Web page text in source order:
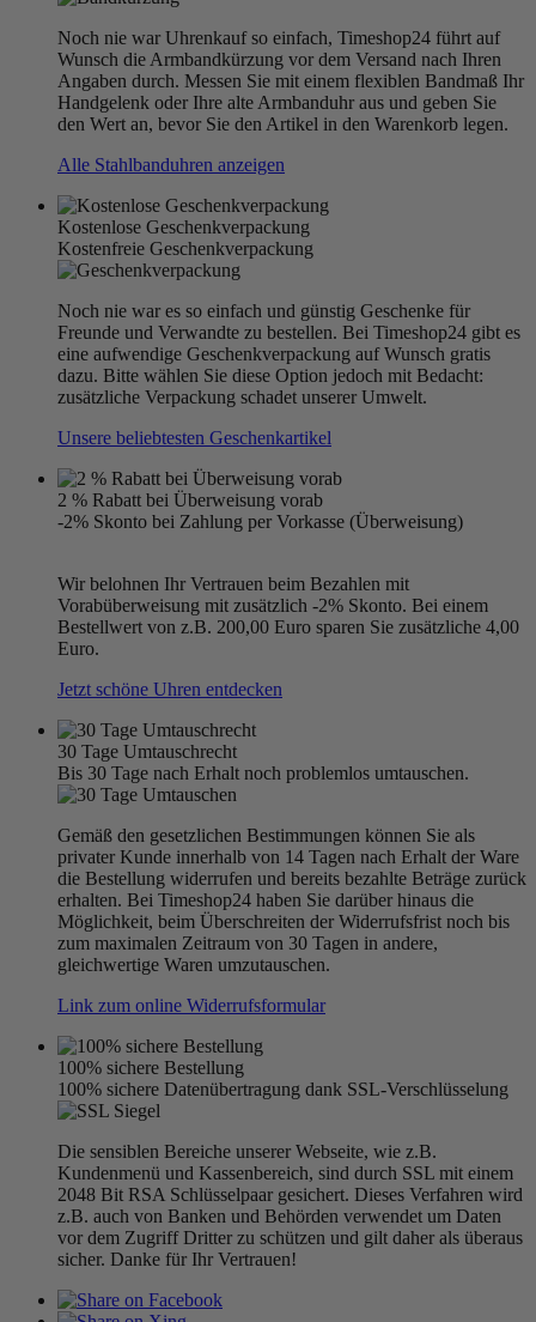
Noch nie war Uhrenkauf so einfach, Timeshop24 führt auf
Wunsch die Armbandkürzung vor dem Versand nach Ihren
Angaben durch. Messen Sie mit einem flexiblen Bandmaß Ihr
Handgelenk oder Ihre alte Armbanduhr aus und geben Sie
den Wert an, bevor Sie den Artikel in den Warenkorb legen.
Alle Stahlbanduhren anzeigen
Kostenlose Geschenkverpackung
Kostenfreie Geschenkverpackung
Noch nie war es so einfach und günstig Geschenke für
Freunde und Verwandte zu bestellen. Bei Timeshop24 gibt es
eine aufwendige Geschenkverpackung auf Wunsch gratis
dazu. Bitte wählen Sie diese Option jedoch mit Bedacht:
zusätzliche Verpackung schadet unserer Umwelt.
Unsere beliebtesten Geschenkartikel
2 % Rabatt bei Überweisung vorab
-2% Skonto bei Zahlung per Vorkasse (Überweisung)
Wir belohnen Ihr Vertrauen beim Bezahlen mit
Vorabüberweisung mit zusätzlich -2% Skonto. Bei einem
Bestellwert von z.B. 200,00 Euro sparen Sie zusätzliche 4,00
Euro.
Jetzt schöne Uhren entdecken
30 Tage Umtauschrecht
Bis 30 Tage nach Erhalt noch problemlos umtauschen.
Gemäß den gesetzlichen Bestimmungen können Sie als
privater Kunde innerhalb von 14 Tagen nach Erhalt der Ware
die Bestellung widerrufen und bereits bezahlte Beträge zurück
erhalten. Bei Timeshop24 haben Sie darüber hinaus die
Möglichkeit, beim Überschreiten der Widerrufsfrist noch bis
zum maximalen Zeitraum von 30 Tagen in andere,
gleichwertige Waren umzutauschen.
Link zum online Widerrufsformular
100% sichere Bestellung
100% sichere Datenübertragung dank SSL-Verschlüsselung
Die sensiblen Bereiche unserer Webseite, wie z.B.
Kundenmenü und Kassenbereich, sind durch SSL mit einem
2048 Bit RSA Schlüsselpaar gesichert. Dieses Verfahren wird
z.B. auch von Banken und Behörden verwendet um Daten
vor dem Zugriff Dritter zu schützen und gilt daher als überaus
sicher. Danke für Ihr Vertrauen!